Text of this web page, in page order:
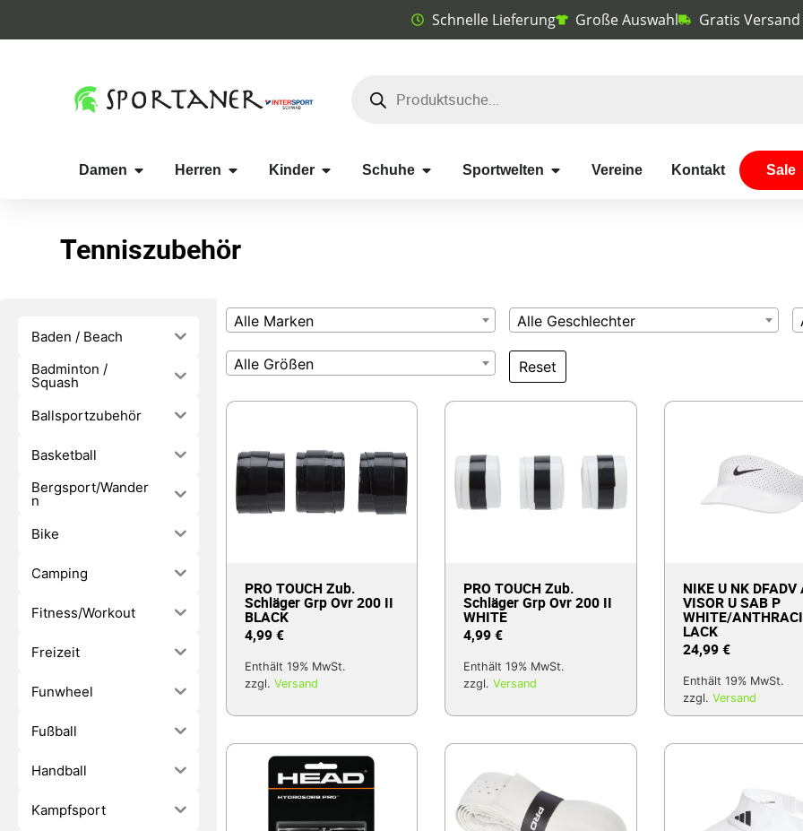
Schnelle Lieferung Große Auswahl Gratis
Damen Herren Kinder Schuhe Sportwelten Vereine Kontakt Sale
Tenniszubehör
Baden / Beach
Badminton /
Squash
Ballsportzubehör
Basketball
Bergsport/Wander
n
Bike
Camping
Fitness/Workout
Freizeit
Funwheel
Fußball
Handball
Kampfsport
Alle Marken Alle Geschlechter
Alle Größen Reset
PRO TOUCH Zub.
Schläger Grp Ovr 200 II
BLACK
4,99€
Enthält 19% MwSt.
zzgl. Versand
PRO TOUCH Zub.
Schläger Grp Ovr 200 II
WHITE
4,99€
Enthält 19% MwSt.
zzgl.Versand
NIKE U NK DFADV
VISOR U SAB P
WHITE/
LACK
24,99€
Enthält 19% MwSt.
zzgl. Versand